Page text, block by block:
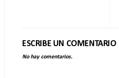
ESCRIBE UN COMENTARIO
No hay comentarios.